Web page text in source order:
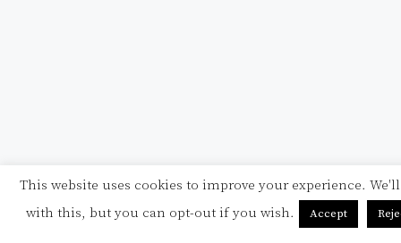
This website uses cookies to improve your experience.
with this, but you can opt-out if you wish.
Accept